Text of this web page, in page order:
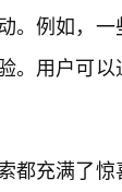
。例如，一
。用户可以
都充满了惊